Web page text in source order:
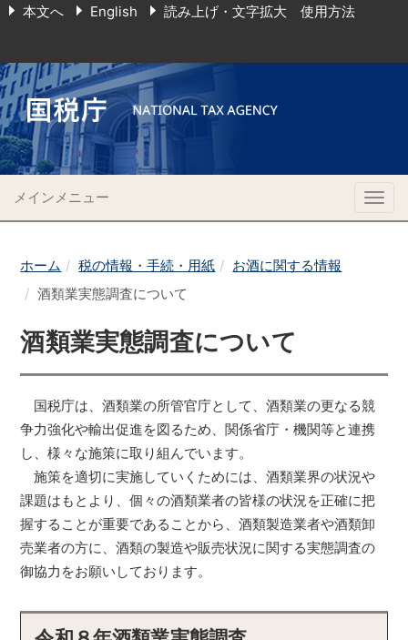
本文へ English 読み上げ・文字拡大 使用方法
メインメニュー
ホーム 税の情報・手続・用紙
お酒に関する情報
酒類業実態調査について
酒類業実態調査について
国税庁は、酒類業の所管官庁として、酒類業の更なる競
争力強化や輸出促進を図るため、関係省庁・機関等と連携
し、様々な施策に取り組んでいます。
施策を適切に実施していくためには、酒類業界の状況や
課題はもとより、個々の酒類業者の皆様の状況を正確に把
握することが重要であることから、酒類製造業者や酒類卸
売業者の方に、酒類の製造や販売状況に関する実態調査の
御協力をお願いしております。